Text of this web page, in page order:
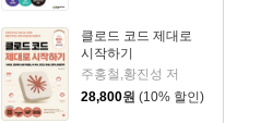
클로드 코드 제대로
시작하기
주홍철,황진성 저
28,800원 (10% 할인)